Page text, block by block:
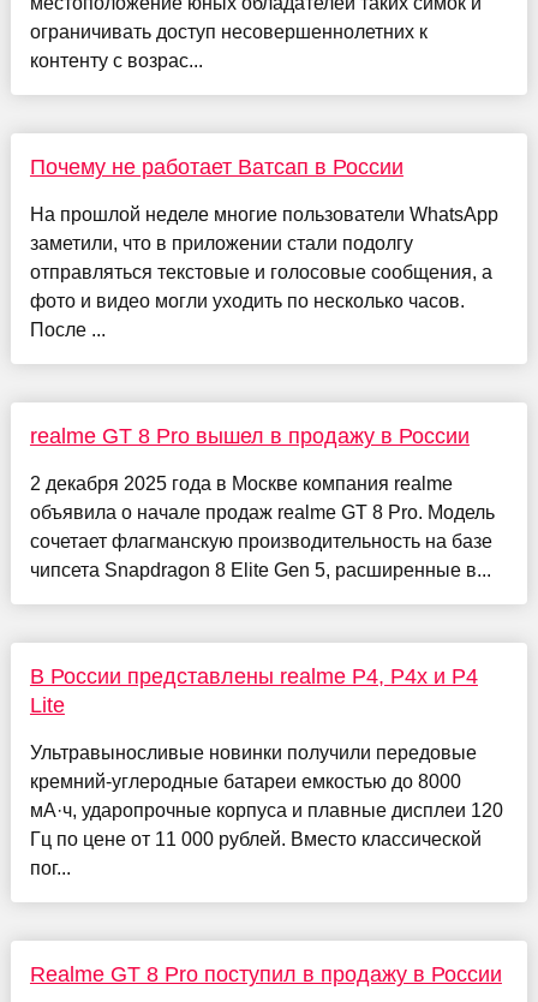
ограничивать доступ несовершеннолетних к
контенту с возрас...
Почему не работает Ватсап в России
На прошлой неделе многие пользователи WhatsApp
заметили, что в приложении стали подолгу
отправляться текстовые и голосовые сообщения, а
фото и видео могли уходить по несколько часов.
После ...
realme GT 8 Pro вышел в продажу в России
2 декабря 2025 года в Москве компания realme
объявила о начале продаж realme GT 8 Pro. Модель
сочетает флагманскую производительность на базе
чипсета Snapdragon 8 Elite Gen 5, расширенные в...
В России представлены realme P4, P4x и P4
Lite
Ультравыносливые новинки получили передовые
кремний-углеродные батареи емкостью до 8000
мА·ч, ударопрочные корпуса и плавные дисплеи 120
Гц по цене от 11 000 рублей. Вместо классической
пог...
Realme GT 8 Pro поступил в продажу в России